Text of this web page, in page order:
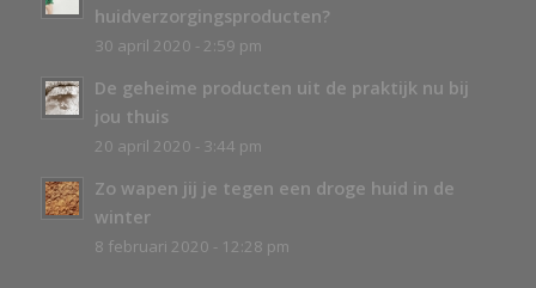
huidverzorgingsproducten?
30 april 2020 - 2:59 pm
De geheime producten uit de praktijk nu bij
jou thuis
20 april 2020 - 3:44 pm
Zo wapen jij je tegen een droge huid in de
winter
8 februari 2020 - 12:28 pm